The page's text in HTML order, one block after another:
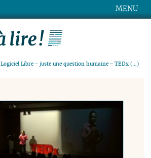
MENU
Logiciel Libre - juste une question humaine - TEDx (…)